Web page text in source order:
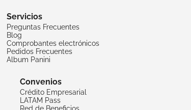
Servicios
Preguntas Frecuentes
Blog
Comprobantes electrónicos
Pedidos Frecuentes
Album Panini
Convenios
Crédito Empresarial
LATAM Pass